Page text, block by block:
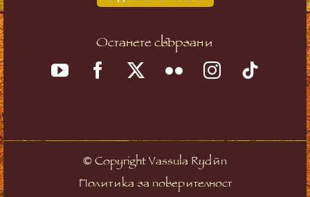
Останете свързани
© Copyright Vassula Rydén
Политика за поверителност